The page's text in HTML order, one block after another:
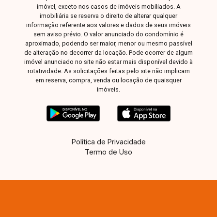
imóvel, exceto nos casos de imóveis mobiliados. A
imobiliária se reserva o direito de alterar qualquer
informação referente aos valores e dados de seus imóveis
sem aviso prévio. O valor anunciado do condomínio é
aproximado, podendo ser maior, menor ou mesmo passível
de alteração no decorrer da locação. Pode ocorrer de algum
imóvel anunciado no site não estar mais disponível devido à
rotatividade. As solicitações feitas pelo site não implicam
em reserva, compra, venda ou locação de quaisquer
imóveis.
Política de Privacidade
Termo de Uso